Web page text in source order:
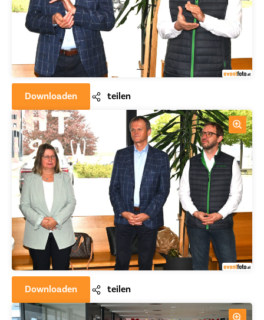
Downloaden teilen
Downloaden teilen